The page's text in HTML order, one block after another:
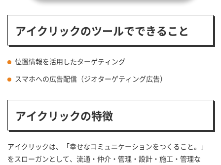
アイクリックのツールでできること
位置情報を活用したターゲティング
スマホへの広告配信（ジオターゲティング広告）
アイクリックの特徴
アイクリックは、「幸せなコミュニケーションをつくること。」
をスローガンとして、流通・仲介・管理・設計・施工・管理な